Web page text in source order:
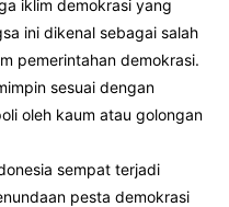
iklim demokrasi yang
ini dikenal sebagai salah
pemerintahan demokrasi.
sesuai dengan
oleh kaum atau golongan
sempat terjadi
pesta demokrasi